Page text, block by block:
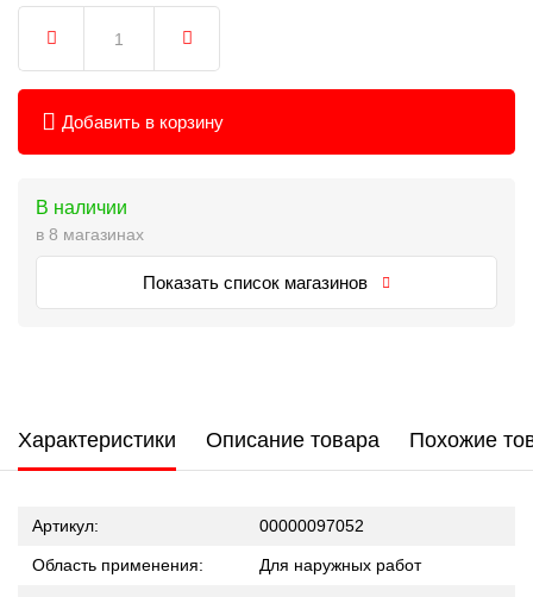
Добавить в корзину
В наличии
в 8 магазинах
Показать список магазинов
Характеристики Описание товара Похожие
Артикул: 00000097052
Область применения: Для наружных работ